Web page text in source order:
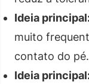
Ideia
muito
contato do pé.
Ideia